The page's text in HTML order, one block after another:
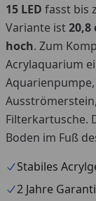
15 LED fasst bis
Variante ist20,8
hoch. Zum
Acrylaquarium
Filterkartusche.
Boden im Fuß
Stabiles
2 Jahre